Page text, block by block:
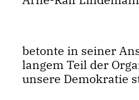
betonte in seiner
langem Teil der
unsere Demokratie